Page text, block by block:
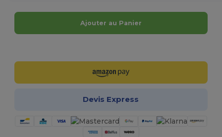
Ajouter au Panier
Devis Express